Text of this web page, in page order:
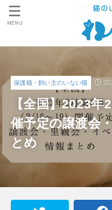
MENU
保護猫・飼い主のいない猫
【全国】2023
催予定の譲渡会
とめ